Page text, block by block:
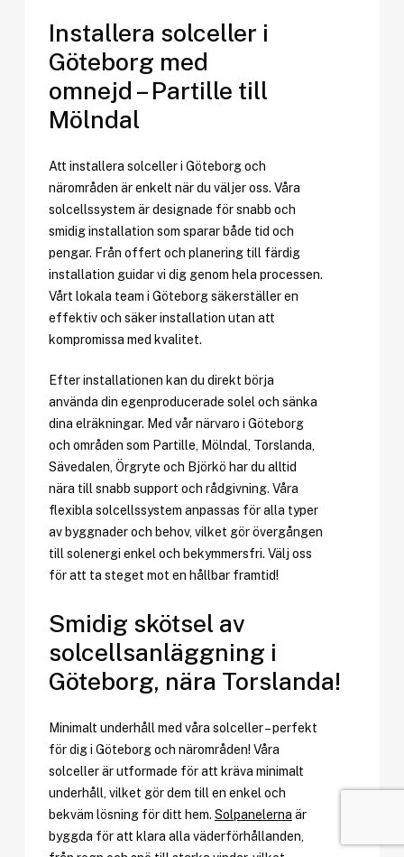
Installera solceller i
Göteborg med
omnejd – Partille till
Mölndal
Att installera solceller i Göteborg och
närområden är enkelt när du väljer oss. Våra
solcellssystem är designade för snabb och
smidig installation som sparar både tid och
pengar. Från offert och planering till färdig
installation guidar vi dig genom hela processen.
Vårt lokala team i Göteborg säkerställer en
effektiv och säker installation utan att
kompromissa med kvalitet.
Efter installationen kan du direkt börja
använda din egenproducerade solel och sänka
dina elräkningar. Med vår närvaro i Göteborg
och områden som Partille, Mölndal, Torslanda,
Sävedalen, Örgryte och Björkö har du alltid
nära till snabb support och rådgivning. Våra
flexibla solcellssystem anpassas för alla typer
av byggnader och behov, vilket gör övergången
till solenergi enkel och bekymmersfri. Välj oss
för att ta steget mot en hållbar framtid!
Smidig skötsel av
solcellsanläggning i
Göteborg, nära Torslanda!
Minimalt underhåll med våra solceller – perfekt
för dig i Göteborg och närområden! Våra
solceller är utformade för att kräva minimalt
underhåll, vilket gör dem till en enkel och
bekväm lösning för ditt hem. Solpanelerna är
byggda för att klara alla väderförhållanden,